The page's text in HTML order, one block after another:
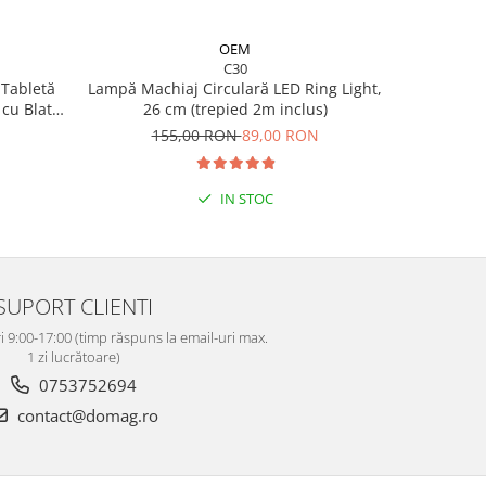
Blat
OEM
C30
Lampă Machiaj Circulară LED Ring Light,
26 cm (trepied 2m inclus)
155,00 RON89,00 RON
IN STOC
CLIENTI
17:00 (timp răspuns la email-uri max.
1 zi lucrătoare)
0753752694
contact@domag.ro